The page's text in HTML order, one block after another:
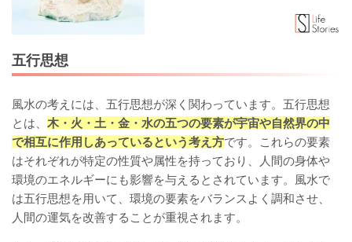
五行思想
風水の考えには、五行思想が深く関わっています。五行思想
とは、 木・火・土・金・水の五つの要素が宇宙や自然界の中
で相互に作用しあっているという考え方です。これらの要素
はそれぞれが特定の性質や属性を持っており、人間の身体や
環境のエネルギーにも影響を与えるとされています。風水で
は五行思想を用いて、環境の要素をバランスよく調和させ、
人間の運気を改善することが重視されます。